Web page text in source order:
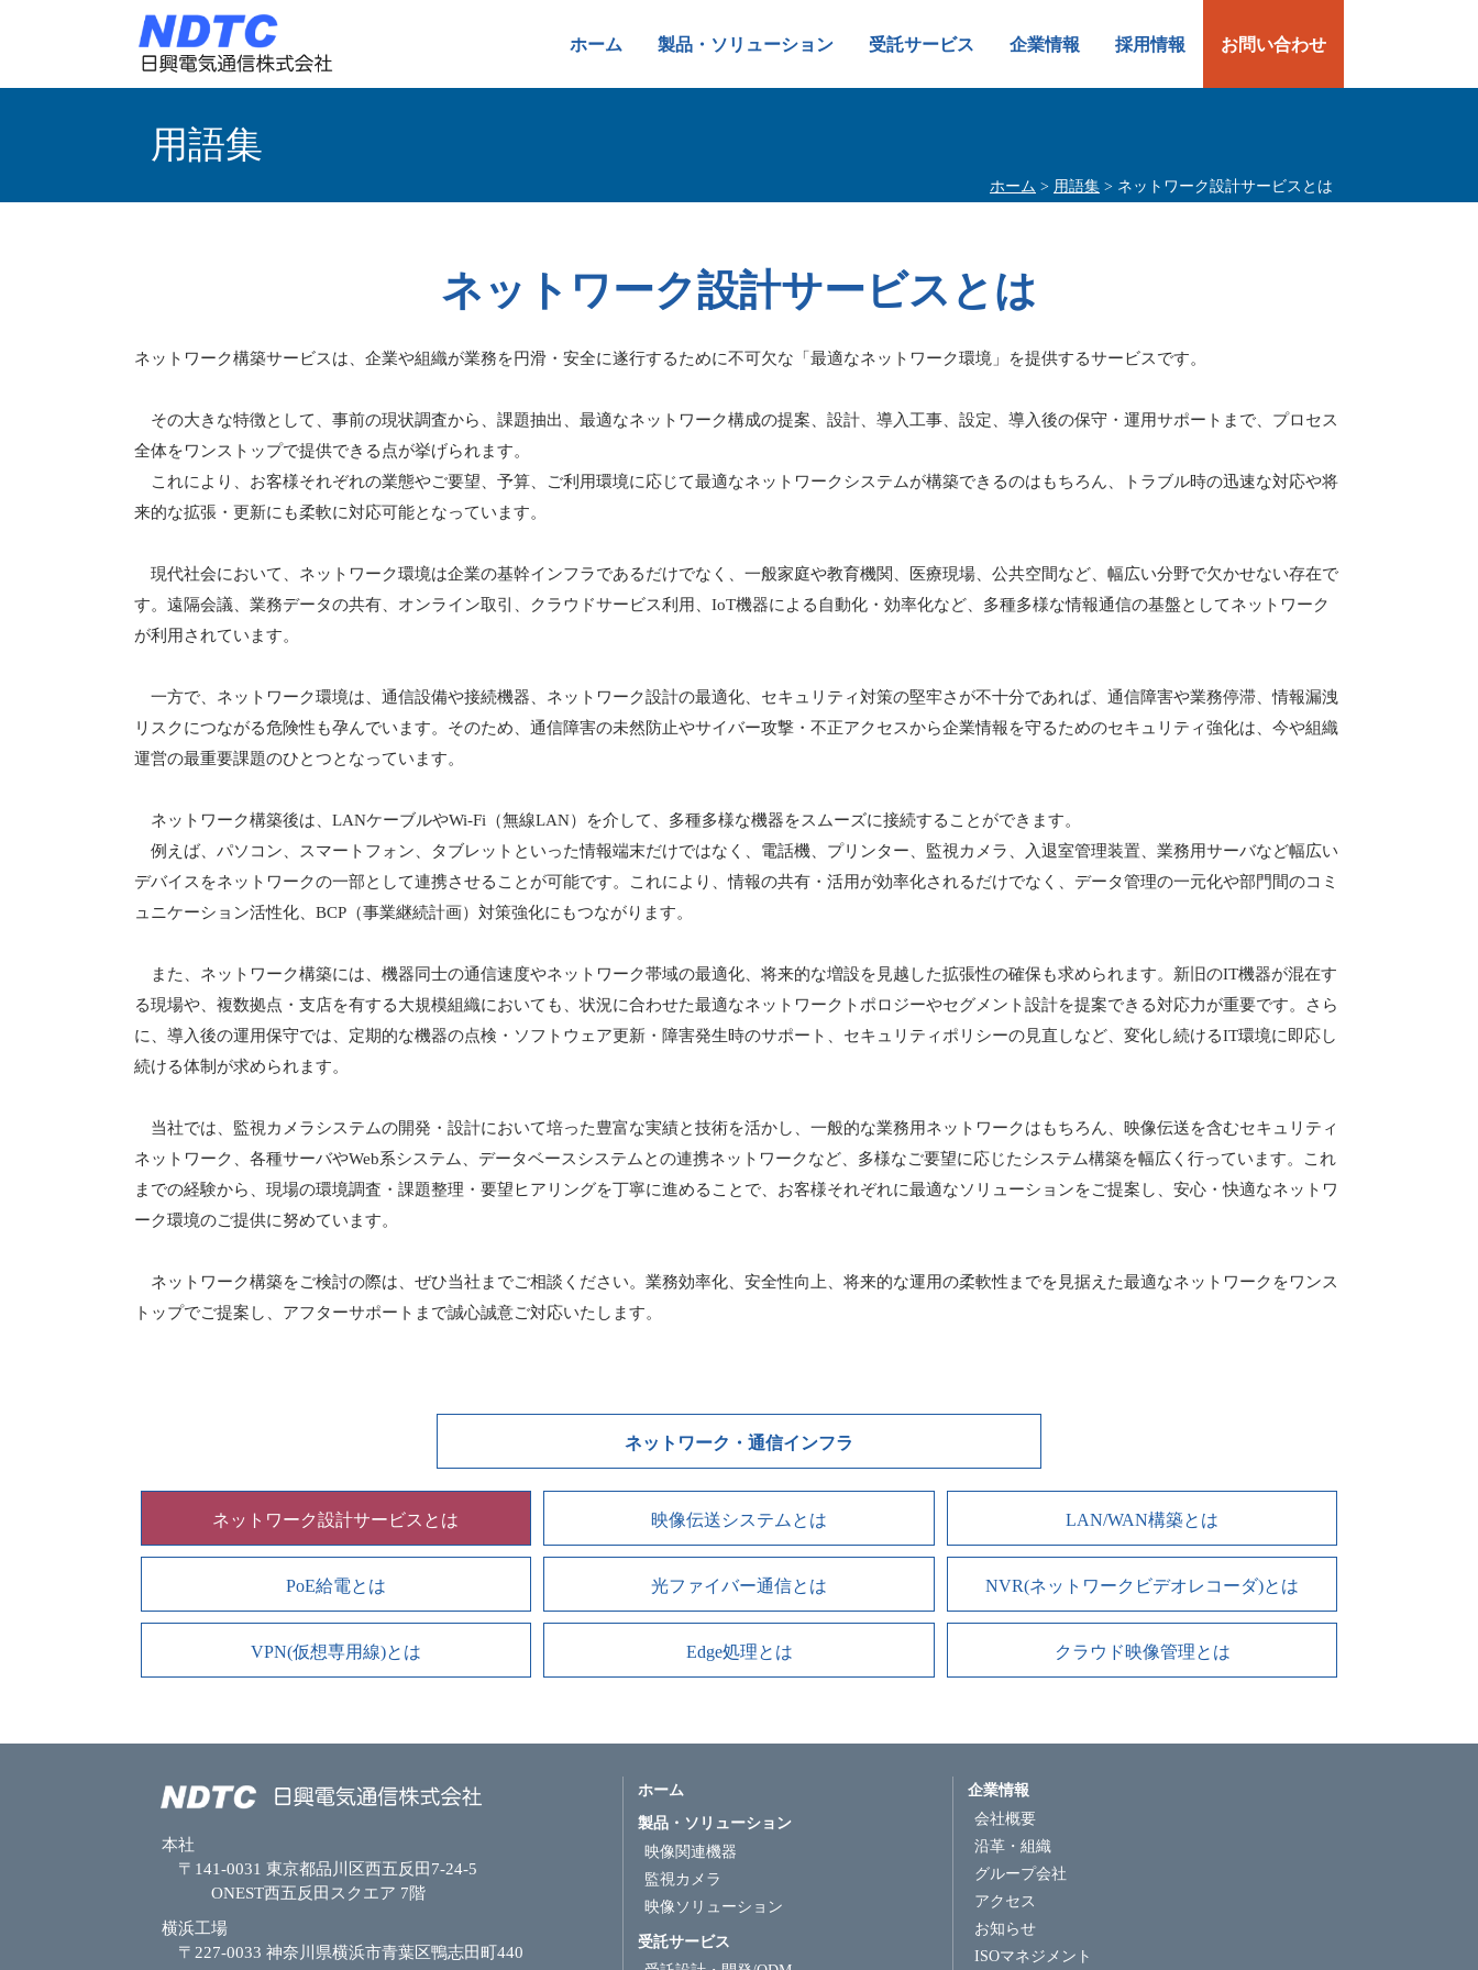
ホーム 製品・ソリューション 受託サービス 企業情報 採用情報 お問い合わせ
用語集
ホーム > 用語集 > ネットワーク設計サービスとは
ネットワーク設計サービスとは
ネットワーク構築サービスは、企業や組織が業務を円滑・安全に遂行するために不可欠な「最適なネットワーク環境」を提供するサービスです。
その大きな特徴として、事前の現状調査から、課題抽出、最適なネットワーク構成の提案、設計、導入工事、設定、導入後の保守・運用サポートまで、プロセス
全体をワンストップで提供できる点が挙げられます。
これにより、お客様それぞれの業態やご要望、予算、ご利用環境に応じて最適なネットワークシステムが構築できるのはもちろん、トラブル時の迅速な対応や将
来的な拡張・更新にも柔軟に対応可能となっています。
現代社会において、ネットワーク環境は企業の基幹インフラであるだけでなく、一般家庭や教育機関、医療現場、公共空間など、幅広い分野で欠かせない存在で
す。遠隔会議、業務データの共有、オンライン取引、クラウドサービス利用、IoT機器による自動化・効率化など、多種多様な情報通信の基盤としてネットワーク
が利用されています。
一方で、ネットワーク環境は、通信設備や接続機器、ネットワーク設計の最適化、セキュリティ対策の堅牢さが不十分であれば、通信障害や業務停滞、情報漏洩
リスクにつながる危険性も孕んでいます。そのため、通信障害の未然防止やサイバー攻撃・不正アクセスから企業情報を守るためのセキュリティ強化は、今や組織
運営の最重要課題のひとつとなっています。
ネットワーク構築後は、LANケーブルやWi-Fi（無線LAN）を介して、多種多様な機器をスムーズに接続することができます。
例えば、パソコン、スマートフォン、タブレットといった情報端末だけではなく、電話機、プリンター、監視カメラ、入退室管理装置、業務用サーバなど幅広い
デバイスをネットワークの一部として連携させることが可能です。これにより、情報の共有・活用が効率化されるだけでなく、データ管理の一元化や部門間のコミ
ュニケーション活性化、BCP（事業継続計画）対策強化にもつながります。
また、ネットワーク構築には、機器同士の通信速度やネットワーク帯域の最適化、将来的な増設を見越した拡張性の確保も求められます。新旧のIT機器が混在す
る現場や、複数拠点・支店を有する大規模組織においても、状況に合わせた最適なネットワークトポロジーやセグメント設計を提案できる対応力が重要です。さら
に、導入後の運用保守では、定期的な機器の点検・ソフトウェア更新・障害発生時のサポート、セキュリティポリシーの見直しなど、変化し続けるIT環境に即応し
続ける体制が求められます。
当社では、監視カメラシステムの開発・設計において培った豊富な実績と技術を活かし、一般的な業務用ネットワークはもちろん、映像伝送を含むセキュリティ
ネットワーク、各種サーバやWeb系システム、データベースシステムとの連携ネットワークなど、多様なご要望に応じたシステム構築を幅広く行っています。これ
までの経験から、現場の環境調査・課題整理・要望ヒアリングを丁寧に進めることで、お客様それぞれに最適なソリューションをご提案し、安心・快適なネットワ
ーク環境のご提供に努めています。
ネットワーク構築をご検討の際は、ぜひ当社までご相談ください。業務効率化、安全性向上、将来的な運用の柔軟性までを見据えた最適なネットワークをワンス
トップでご提案し、アフターサポートまで誠心誠意ご対応いたします。
ネットワーク・通信インフラ
ネットワーク設計サービスとは 映像伝送システムとは LAN/WAN構築とは
PoE給電とは 光ファイバー通信とは NVR(ネットワークビデオレコーダ)とは
VPN(仮想専用線)とは Edge処理とは クラウド映像管理とは
本社
〒141-0031 東京都品川区西五反田7-24-5
ONEST西五反田スクエア 7階
横浜工場
〒227-0033 神奈川県横浜市青葉区鴨志田町440
ホーム
製品・ソリューション
映像関連機器
監視カメラ
映像ソリューション
受託サービス
企業情報
会社概要
沿革・組織
グループ会社
アクセス
お知らせ
ISOマネジメント